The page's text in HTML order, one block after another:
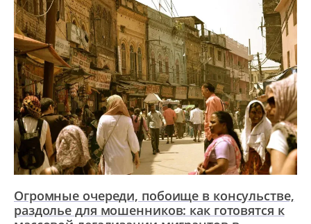
Огромные очереди, побоище в консульстве,
раздолье для мошенников: как готовятся к